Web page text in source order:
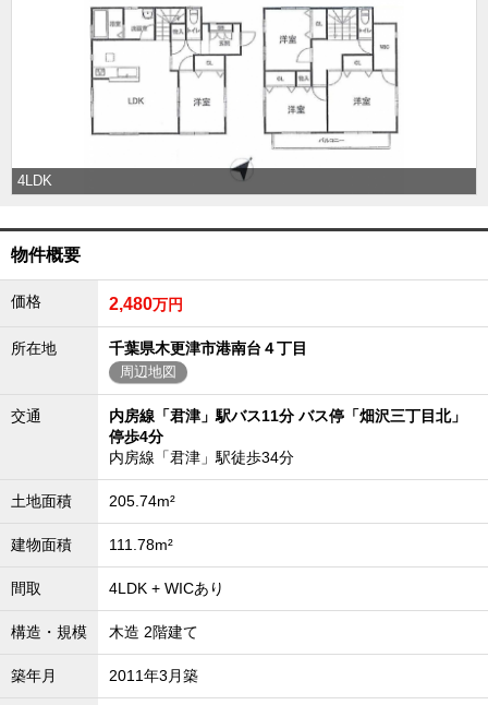
4LDK
物件概要
価格 2,480万円
所在地 千葉県木更津市港南台４丁目
周辺地図
交通
内房線「君津」駅バス11分 バス停「畑沢三丁目北」
停歩4分
内房線「君津」駅徒歩34分
土地面積 205.74m²
建物面積 111.78m²
間取 4LDK + WICあり
構造・規模 木造 2階建て
築年月 2011年3月築
千葉市エリアの中古一戸建
千葉市エリアのマンション
千葉市エリアの土地
外房エリア
外房エリアの新築一戸建
外房エリアの中古一戸建
外房エリアの土地
内房エリアの新築一戸建
内房エリアの中古一戸建
内房エリアの土地
東京全域エリア
東京全域エリアの新築一戸建
東京全域エリアの中古一戸建
東京全域エリアのマンション
東京全域エリアの土地
神奈川全域エリア
神奈川全域エリアの新築一戸建
神奈川全域エリアの中古一戸建
神奈川全域エリアの土地
沖縄全域エリア
沖縄全域エリアのマンション
沖縄全域エリアの土地